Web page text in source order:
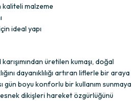
kaliteli malzeme
ideal yapı
üretilen kumaşı, doğal
dayanıklılığı artıran liflerle bir araya
gün boyu konforlu bir kullanım sunmaya
dikişleri hareket özgürlüğünü